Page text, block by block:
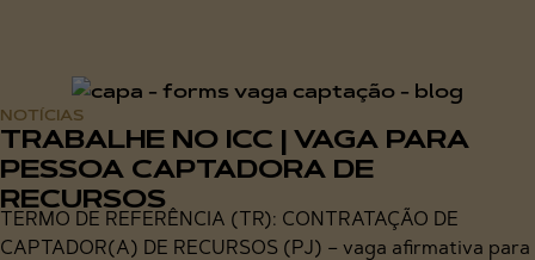
NOTÍCIAS
TRABALHE NO ICC | VAGA PARA
PESSOA CAPTADORA DE
RECURSOS
TERMO DE REFERÊNCIA (TR): CONTRATAÇÃO DE
CAPTADOR(A) DE RECURSOS (PJ) – vaga afirmativa para